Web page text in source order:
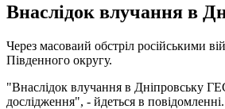
Внаслідок влучання в
Через масоваий обстріл російськими
Південного округу.
"Внаслідок влучання в Дніпровську
дослідження", - йдеться в повідомленні.